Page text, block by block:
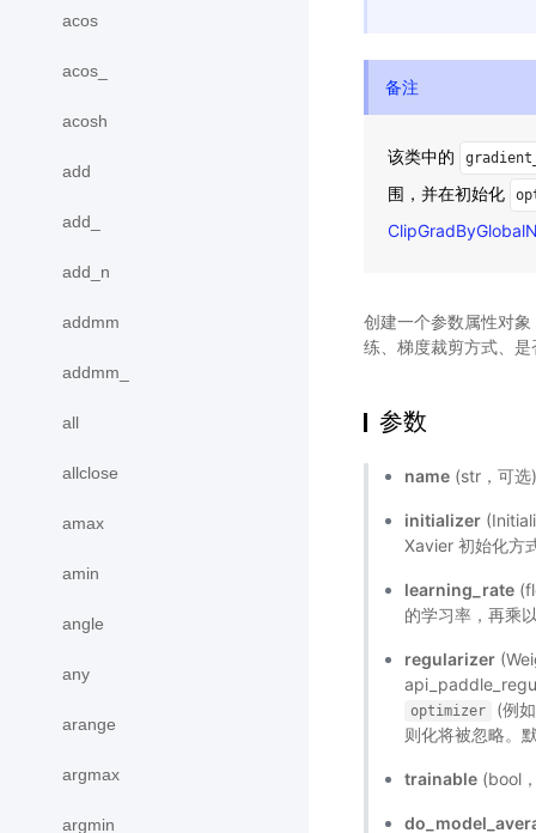
acos
acos_
acosh
add
add_
add_n
addmm
addmm_
all
allclose
amax
amin
angle
any
arange
argmax
argmin
备注
该类中的
围，并在初始化
创建一个参数属性对
练、梯度裁剪方式、
参数
name (str，可
initializer
Xavier 初始化方
learning_rate
的学习率，再乘
regularizer
optimizer
(例
则化将被忽略。
trainable (bool